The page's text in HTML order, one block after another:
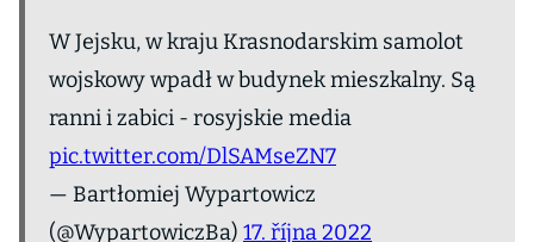
W Jejsku, w kraju Krasnodarskim samolot
wojskowy wpadł w budynek mieszkalny. Są
ranni i zabici - rosyjskie media
pic.twitter.com/DlSAMseZN7
— Bartłomiej Wypartowicz
(@WypartowiczBa) 17. října 2022